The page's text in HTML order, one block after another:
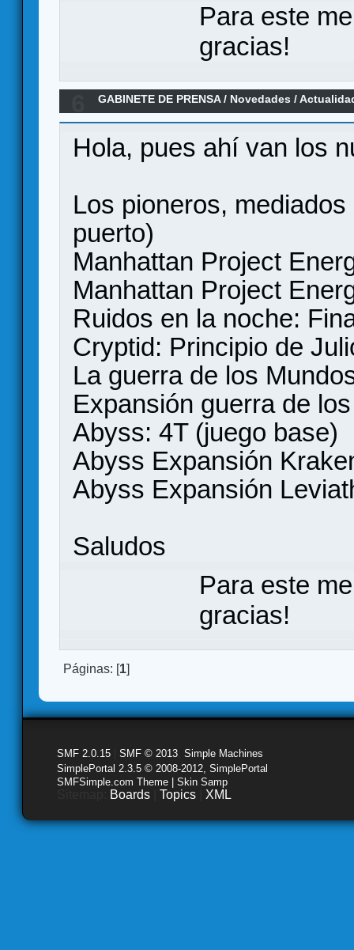
Para este
gracias!
GABINETE DE PRENSA/ Novedades /
Hola, pues ahí van los
Los pioneros,
puerto)
Manhattan Project
Manhattan Project
Ruidos en la noche:
Cryptid: Principio de
La guerra de los
Expansión guerra de
Abyss: 4T (juego base)
Abyss Expansión
Abyss Expansión
Saludos
Para este
gracias!
Páginas: [1]
SMF 2.0.15 SMF © 2013 Simple Machines
SimplePortal 2.3.5 © 2008-2012, SimplePortal
SMFSimple.com Theme | Skin Samp
Boards Topics XML